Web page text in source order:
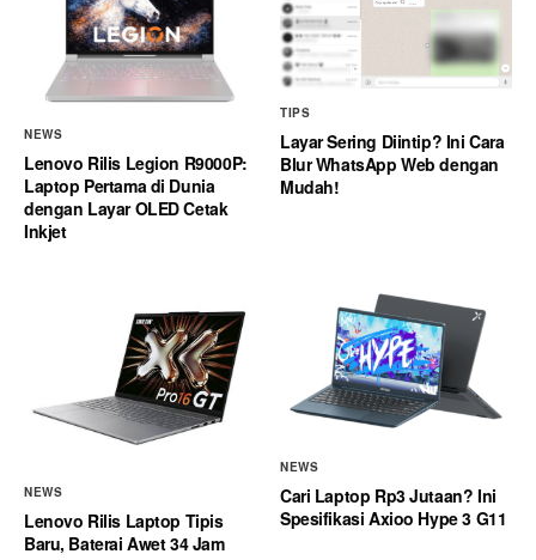
NEWS
Lenovo Rilis Legion R9000P:
Laptop Pertama di Dunia
dengan Layar OLED Cetak
Inkjet
TIPS
Layar Sering Diintip? Ini Cara
Blur WhatsApp Web dengan
Mudah!
NEWS
Lenovo Rilis Laptop Tipis
Baru, Baterai Awet 34 Jam
NEWS
Cari Laptop Rp3 Jutaan? Ini
Spesifikasi Axioo Hype 3 G11